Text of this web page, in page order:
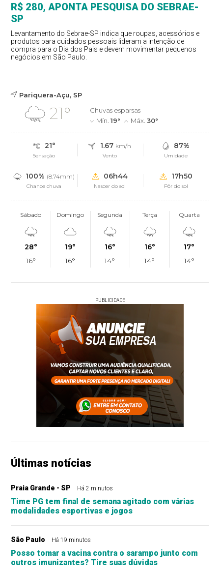
R$ 280, APONTA PESQUISA DO SEBRAE-
SP
Levantamento do Sebrae-SP indica que roupas, acessórios e
produtos para cuidados pessoais lideram a intenção de
compra para o Dia dos Pais e devem movimentar pequenos
negócios em São Paulo.
Pariquera-Açu, SP
21°
Chuvas esparsas
Mín.19° Máx.30°
21°
Sensação
1.67 km/h
Vento
87%
Umidade
100% (8.74mm)
Chance chuva
06h44
Nascer do sol
17h50
Pôr do sol
Sábado
28°
16°
Domingo
19°
16°
Segunda
16°
14°
Terça
16°
14°
Quarta
17°
14°
PUBLICIDADE
Últimas notícias
Praia Grande - SP Há 2 minutos
Time PG tem final de semana agitado com várias
modalidades esportivas e jogos
São Paulo Há 19 minutos
Posso tomar a vacina contra o sarampo junto com
outros imunizantes? Tire suas dúvidas